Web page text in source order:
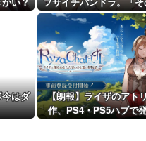
でおんぶはマズイ…
はダ
【朗報】ライザのアト
作、PS4・PS5ハブで